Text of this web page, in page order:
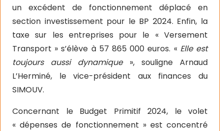
un excédent de fonctionnement déplacé en
section investissement pour le BP 2024. Enfin, la
taxe sur les entreprises pour le « Versement
Transport » s’élève à 57 865 000 euros. « Elle est
toujours aussi dynamique», souligne Arnaud
L’Herminé, le vice-président aux finances du
SIMOUV.
Concernant le Budget Primitif 2024, le volet
« dépenses de fonctionnement » est concentré